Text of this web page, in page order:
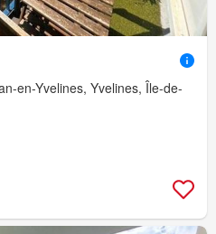
en-Yvelines, Yvelines, Île-de-